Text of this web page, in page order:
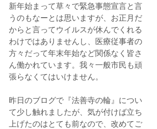
新年始まって草々で緊急事態宣言と言
うのもなーとは思いますが、お正月だ
からと言ってウイルスが休んでくれる
わけではありませんし、医療従事者の
方々だって年末年始など関係なく皆さ
ん働かれています。我々一般市民も頑
張らなくてはいけません。
昨日のブログで『法善寺の輪』につい
て少し触れましたが、気が付けば立ち
上げたのはとても前なので、改めてご